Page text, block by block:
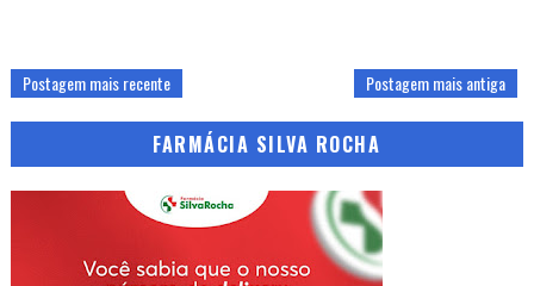
Postagem mais recente Postagem mais antiga
FARMÁCIA SILVA ROCHA